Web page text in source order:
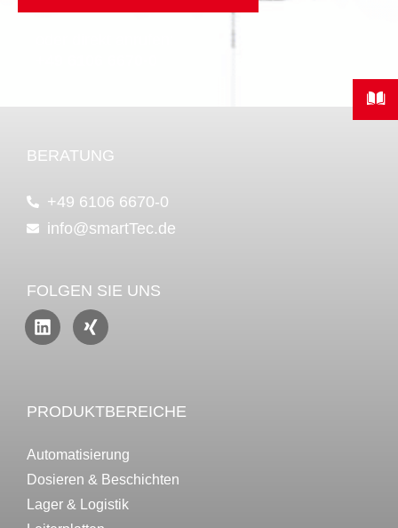
BERATUNG
+49 6106 6670-0
info@smartTec.de
FOLGEN SIE UNS
PRODUKTBEREICHE
Automatisierung
Dosieren & Beschichten
Lager & Logistik